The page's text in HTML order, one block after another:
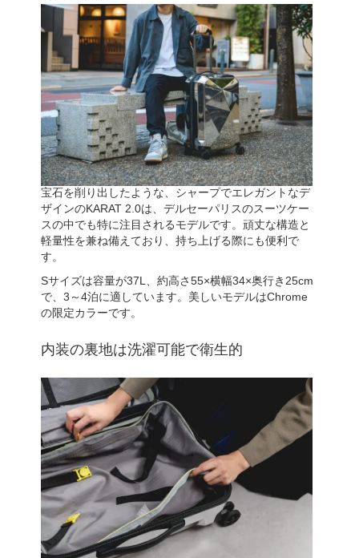
宝石を削り出したような、シャープでエレガントなデ
ザインのKARAT 2.0は、デルセーパリスのスーツケー
スの中でも特に注目されるモデルです。頑丈な構造と
軽量性を兼ね備えており、持ち上げる際にも便利で
す。
Sサイズは容量が37L、約高さ55×横幅34×奥行き25cm
で、3～4泊に適しています。美しいモデルはChrome
の限定カラーです。
内装の裏地は洗濯可能で衛生的